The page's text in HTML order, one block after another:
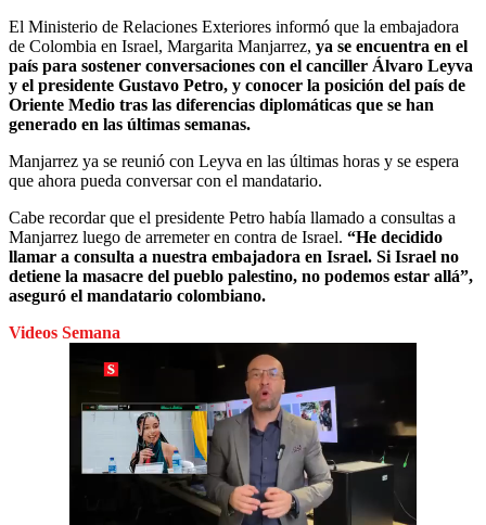
El Ministerio de Relaciones Exteriores informó que la embajadora
de Colombia en Israel, Margarita Manjarrez, ya se encuentra en el
país para sostener conversaciones con el canciller Álvaro Leyva
y el presidente Gustavo Petro, y conocer la posición del país de
Oriente Medio tras las diferencias diplomáticas que se han
generado en las últimas semanas.
Manjarrez ya se reunió con Leyva en las últimas horas y se espera
que ahora pueda conversar con el mandatario.
Cabe recordar que el presidente Petro había llamado a consultas a
Manjarrez luego de arremeter en contra de Israel. “He decidido
llamar a consulta a nuestra embajadora en Israel. Si Israel no
detiene la masacre del pueblo palestino, no podemos estar allá”,
aseguró el mandatario colombiano.
Videos Semana